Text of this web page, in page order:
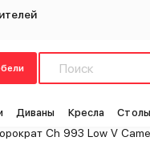
Диваны Кресла Столы
Ch 993 Low V